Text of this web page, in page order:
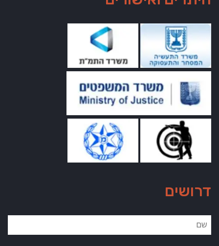
דרושים